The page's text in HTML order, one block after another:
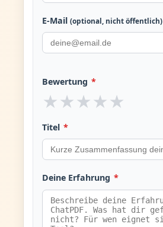
E-Mail (optional, nicht öffentlich)
Bewertung *
★ ★ ★ ★ ★
Titel *
Deine Erfahrung *